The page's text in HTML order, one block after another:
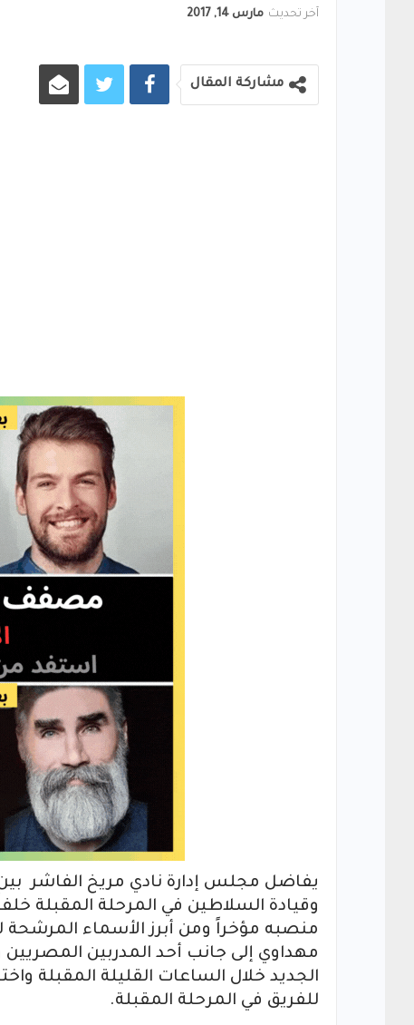
آخر تحديث مارس 14, 2017
مشاركة المقال
يفاضل مجلس إدارة نادي مريخ الفاشر
وقيادة السلاطين في المرحلة المقبلة
منصبه مؤخراً ومن أبرز الأسماء المرشحة
مهداوي إلى جانب أحد المدربين
الجديد خلال الساعات القليلة المقبلة
للفريق في المرحلة المقبلة.